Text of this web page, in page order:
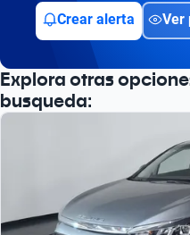
Crear alerta
Ver
Explora otras
busqueda: